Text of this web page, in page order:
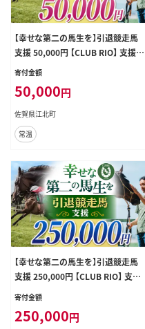
【幸せな第二の馬生を】引退競走馬
支援 50,000円 【CLUB RIO】 支援
動物支援 動物保護 流鏑馬 返礼品な
寄付金額
50,000円
佐賀県江北町
常温
【幸せな第二の馬生を】引退競走馬
支援 250,000円 【CLUB RIO】 支援
動物支援 動物保護 流鏑馬 返礼品な
し [HBY008]
寄付金額
250,000円